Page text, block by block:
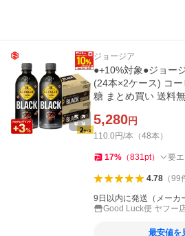
ジョージア
●+10%対象●ジョー
(24本×2ケース) コ
糖 まとめ買い 送料
5,280円
110.0円/本（48本）
17% （831pt） 要
4.78（99
9日以内に発送（メーカ
Good Luck便 ヤフー
最安値を